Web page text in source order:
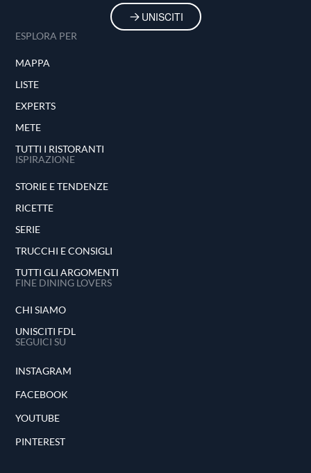
UNISCITI
ESPLORA PER
MAPPA
LISTE
EXPERTS
METE
TUTTI I RISTORANTI
ISPIRAZIONE
STORIE E TENDENZE
RICETTE
SERIE
TRUCCHI E CONSIGLI
TUTTI GLI ARGOMENTI
FINE DINING LOVERS
CHI SIAMO
UNISCITI FDL
SEGUICI SU
INSTAGRAM
FACEBOOK
YOUTUBE
PINTEREST